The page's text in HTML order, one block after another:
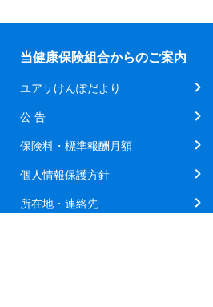
当健康保険組合からのご案内
ユアサけんぽだより
公 告
保険料・標準報酬月額
個人情報保護方針
所在地・連絡先